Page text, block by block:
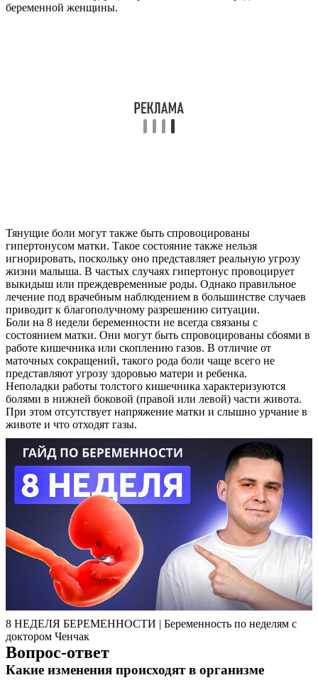
беременной женщины.
Тянущие боли могут также быть спровоцированы
гипертонусом матки. Такое состояние также нельзя
игнорировать, поскольку оно представляет реальную угрозу
жизни малыша. В частых случаях гипертонус провоцирует
выкидыш или преждевременные роды. Однако правильное
лечение под врачебным наблюдением в большинстве случаев
приводит к благополучному разрешению ситуации.
Боли на 8 недели беременности не всегда связаны с
состоянием матки. Они могут быть спровоцированы сбоями в
работе кишечника или скоплению газов. В отличие от
маточных сокращений, такого рода боли чаще всего не
представляют угрозу здоровью матери и ребенка.
Неполадки работы толстого кишечника характеризуются
болями в нижней боковой (правой или левой) части живота.
При этом отсутствует напряжение матки и слышно урчание в
животе и что отходят газы.
8 НЕДЕЛЯ БЕРЕМЕННОСТИ | Беременность по неделям с
доктором Ченчак
Вопрос-ответ
Какие изменения происходят в организме